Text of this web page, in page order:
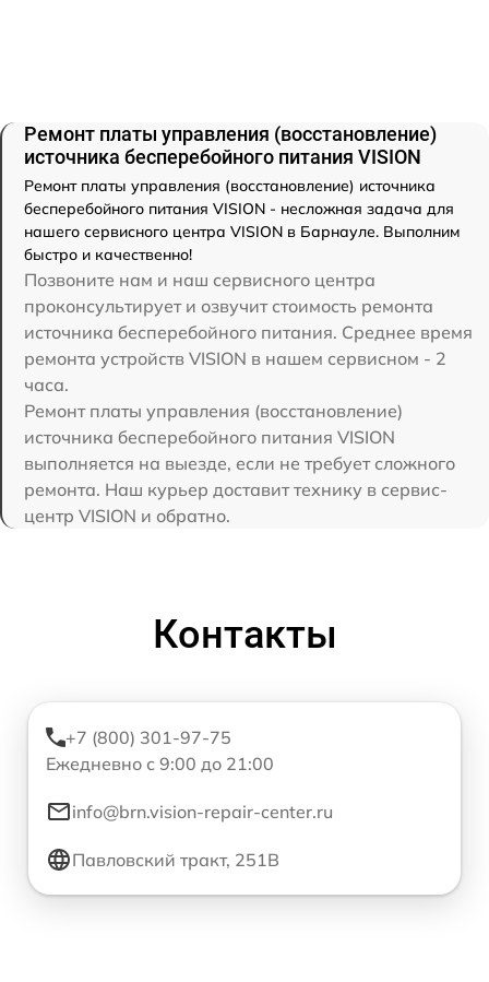
Ремонт платы управления (восстановление)
источника бесперебойного питания VISION
Ремонт платы управления (восстановление) источника
бесперебойного питания VISION - несложная задача для
нашего сервисного центра VISION в Барнауле. Выполним
быстро и качественно!
Позвоните нам и наш сервисного центра
проконсультирует и озвучит стоимость ремонта
источника бесперебойного питания. Среднее время
ремонта устройств VISION в нашем сервисном - 2
часа.
Ремонт платы управления (восстановление)
источника бесперебойного питания VISION
выполняется на выезде, если не требует сложного
ремонта. Наш курьер доставит технику в сервис-
центр VISION и обратно.
Контакты
+7 (800) 301-97-75
Ежедневно с 9:00 до 21:00
info@brn.vision-repair-center.ru
Павловский тракт, 251В